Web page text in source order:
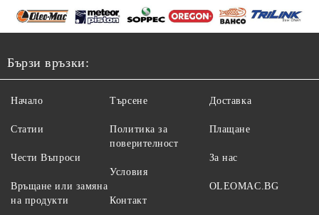
Бързи връзки:
Начало
Статии
Чести Въпроси
Връщане или замяна
на продукти
Търсене
Политика за
поверителност
Условия
Контакт
Доставка
Плащане
За нас
OLEOMAC.BG